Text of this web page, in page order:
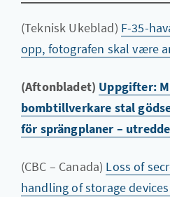
(Teknisk Ukeblad) F-35-
opp, fotografen skal være
(Aftonbladet) Uppgifter:
bombtillverkare stal
för sprängplaner –
(CBC – Canada) Loss of
handling of storage